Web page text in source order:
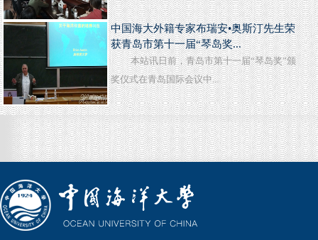
中国海大外籍专家布瑞安•奥斯汀先生荣
获青岛市第十一届“琴岛奖...
本站讯日前，青岛市第十一届“琴岛奖”颁
奖仪式在青岛国际会议中...